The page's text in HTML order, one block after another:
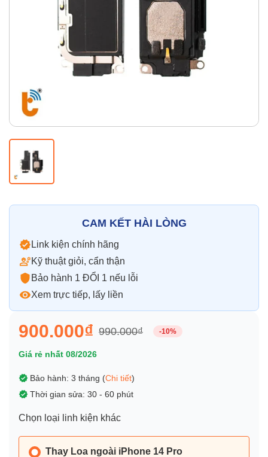
Thay pin
Pin Samsumg Pin Oppo
Pin Realme
CAM KẾT HÀI LÒNG
Link kiện chính hãng
Kỹ thuật giỏi, cẩn thận
Bảo hành 1 ĐỔI 1 nếu lỗi
Xem trực tiếp, lấy liền
900.000₫ 990.000₫ -10%
Giá rẻ nhất 08/2026
Bảo hành: 3 tháng (Chi tiết)
Thời gian sửa: 30 - 60 phút
Chọn loại linh kiện khác
Thay Loa ngoài iPhone 14 Pro